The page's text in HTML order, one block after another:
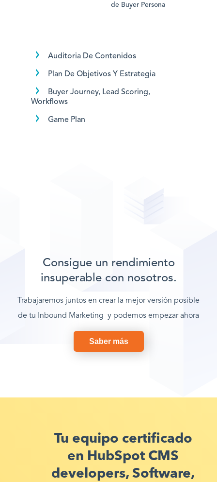
de Buyer Persona
Auditoria De Contenidos
Plan De Objetivos Y Estrategia
Buyer Journey, Lead Scoring,
Workflows
Game Plan
Consigue un rendimiento
insuperable con nosotros.
Trabajaremos juntos en crear la mejor versión posible
de tu Inbound Marketing y podemos empezar ahora
Saber más
Tu equipo certificado
en HubSpot CMS
developers, Software,